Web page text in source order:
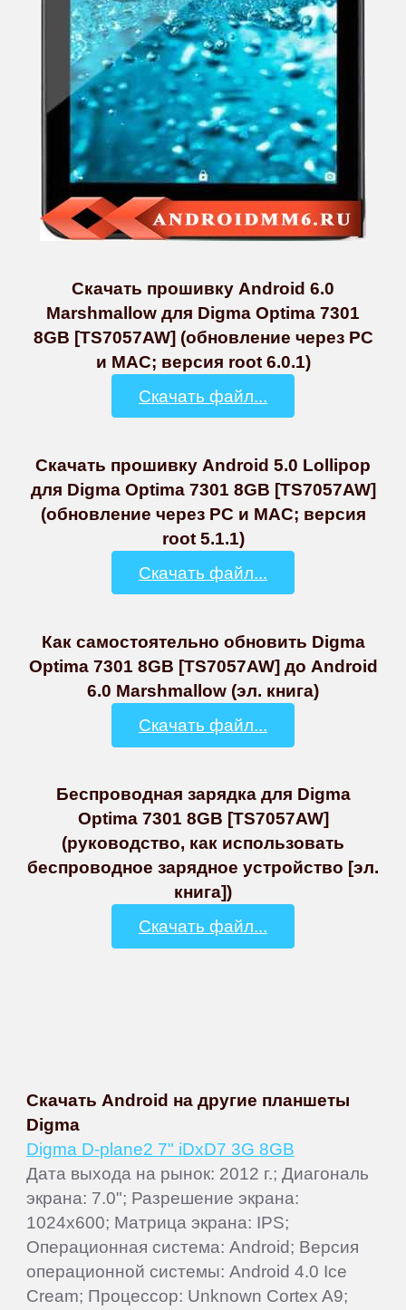
Скачать прошивку Android 6.0
Marshmallow для Digma Optima 7301
8GB [TS7057AW] (обновление через PC
и MAC; версия root 6.0.1)
Скачать файл...
Скачать прошивку Android 5.0 Lollipop
для Digma Optima 7301 8GB [TS7057AW]
(обновление через PC и MAC; версия
root 5.1.1)
Скачать файл...
Как самостоятельно обновить Digma
Optima 7301 8GB [TS7057AW] до Android
6.0 Marshmallow (эл. книга)
Скачать файл...
Беспроводная зарядка для Digma
Optima 7301 8GB [TS7057AW]
(руководство, как использовать
беспроводное зарядное устройство [эл.
книга])
Скачать файл...
Скачать Android на другие планшеты
Digma
Digma D-plane2 7" iDxD7 3G 8GB
Дата выхода на рынок: 2012 г.; Диагональ
экрана: 7.0"; Разрешение экрана:
1024x600; Матрица экрана: IPS;
Операционная система: Android; Версия
операционной системы: Android 4.0 Ice
Cream; Процессор: Unknown Cortex A9;